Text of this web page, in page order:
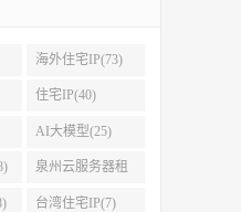
海外住宅IP(73)
住宅IP(40)
AI大模型(25)
泉州云服务器租
用(8)
台湾住宅IP(7)